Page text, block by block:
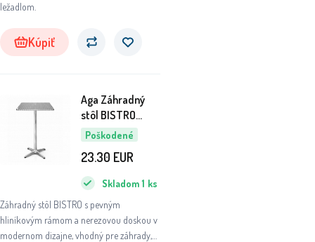
ležadlom.
Kúpiť
Poškodené
Aga Záhradný
stôl BISTRO
6DAZ322 - II.
AKOSŤ
Záhradný stôl BISTRO s pevným
hliníkovým rámom a nerezovou doskou v
modernom dizajne, vhodný pre záhrady,
Skladom 1 ks
23.30 EUR